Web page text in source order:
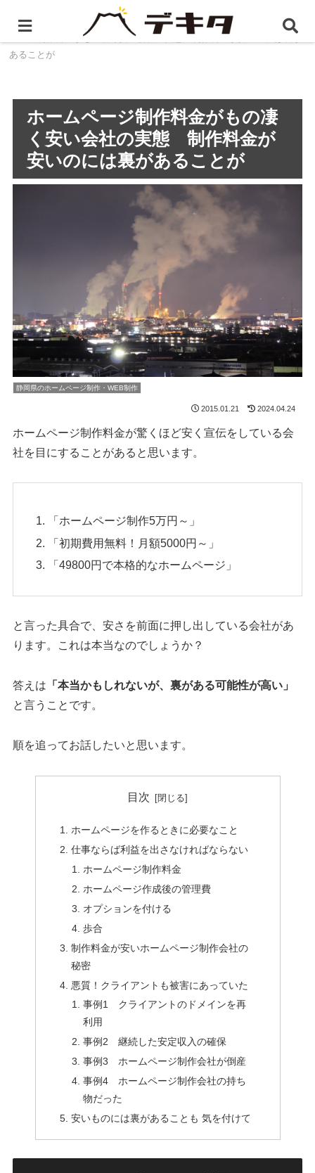
ホーム 静岡県のホームページ制作・WEB制作
ホーム
ページ制作料金がもの凄く安い会社の実態 制作料金が安いのには裏が
あることが
ホームページ制作料金がもの凄
く安い会社の実態 制作料金が
安いのには裏があることが
静岡県のホームページ制作・WEB制作
2015.01.21 2024.04.24
ホームページ制作料金が驚くほど安く宣伝をしている会
社を目にすることがあると思います。
「ホームページ制作5万円～」
「初期費用無料！月額5000円～」
「49800円で本格的なホームページ」
と言った具合で、安さを前面に押し出している会社があ
ります。これは本当なのでしょうか？
答えは 「本当かもしれないが、裏がある可能性が高い」
と言うことです。
順を追ってお話したいと思います。
目次
ホームページを作るときに必要なこと
仕事ならば利益を出さなければならない
ホームページ制作料金
ホームページ作成後の管理費
オプションを付ける
歩合
制作料金が安いホームページ制作会社の
秘密
悪質！クライアントも被害にあっていた
事例1 クライアントのドメインを再
利用
事例2 継続した安定収入の確保
事例3 ホームページ制作会社が倒産
事例4 ホームページ制作会社の持ち
物だった
安いものには裏があることも 気を付けて